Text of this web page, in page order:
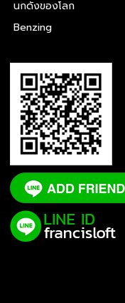
นกดังของโลก
Benzing